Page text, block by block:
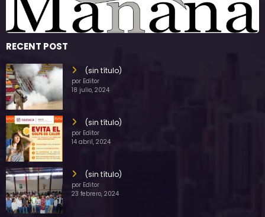
RECENT POST
(sin título)
por Editor
18 julio, 2024
(sin título)
por Editor
14 abril, 2024
(sin título)
por Editor
23 febrero, 2024